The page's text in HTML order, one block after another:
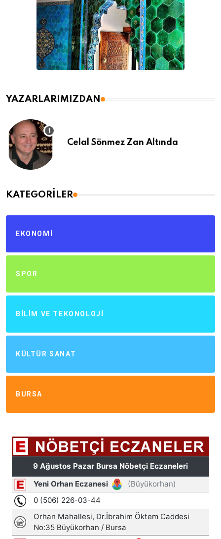
YAZARLARIMIZDAN
Celal Sönmez Zan Altında
KATEGORILER
EKONOMI
SPOR
BILIM VE TEKONOLOJI
KÜLTÜR SANAT
BURSA